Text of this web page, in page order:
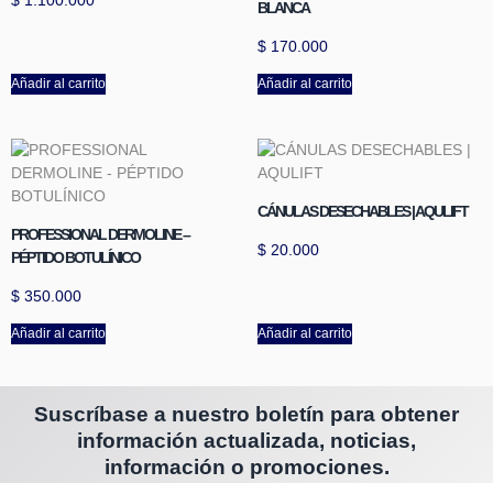
Añadir al carrito
BLANCA
$ 170.000
Añadir al carrito
PROFESSIONAL DERMOLINE –
PÉPTIDO BOTULÍNICO
$ 350.000
Añadir al carrito
CÁNULAS DESECHABLES | AQULIFT
$ 20.000
Añadir al carrito
Suscríbase a nuestro boletín para obtener
información actualizada, noticias,
información o promociones.